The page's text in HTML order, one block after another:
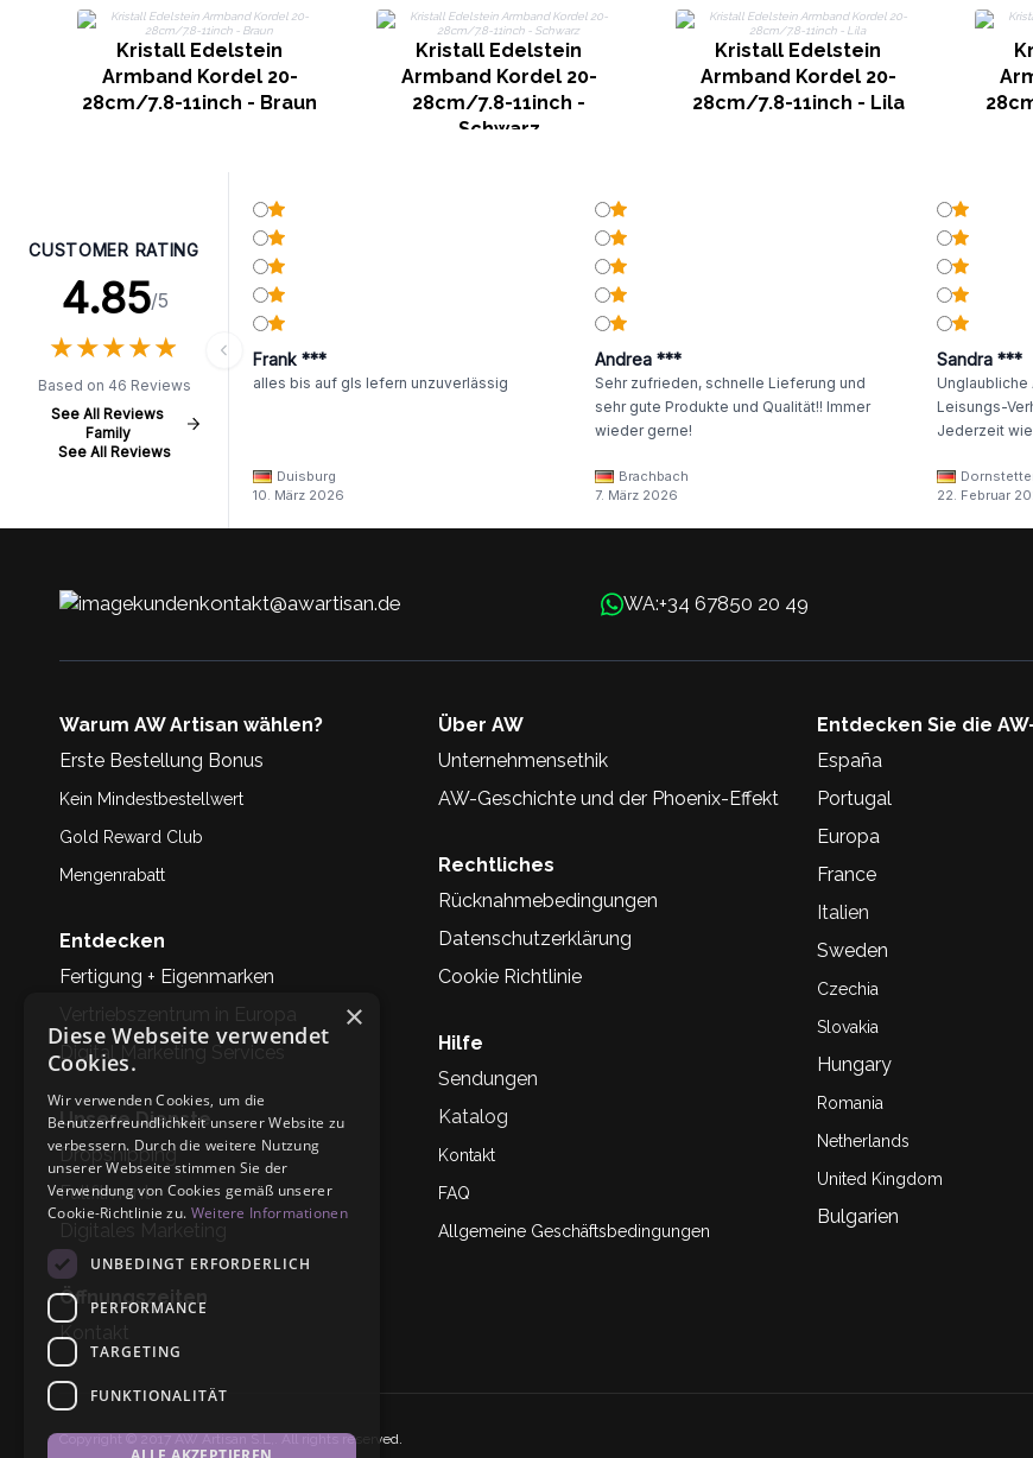
Kristall Edelstein
Armband Kordel 20-
28cm/7.8-11inch - Braun
Kristall Edelstein
Armband Kordel 20-
28cm/7.8-11inch -
Schwarz
Kristall Edelstein
Armband Kordel 20-
28cm/7.8-11inch - Lila
CUSTOMER RATING
4.85/5
★★★★★
★★★★★
Based on 46 Reviews
See All Reviews
Family
See All Reviews
Frank ***
alles bis auf gls lefern unzuverlässig
Duisburg
10. März 2026
Andrea ***
Sehr zufrieden, schnelle Lieferung und
sehr gute Produkte und Qualität!! Immer
wieder gerne!
Brachbach
7. März 2026
Sandra ***
Unglaubliche
Leisungs-
Jederzeit
22. Februar
kundenkontakt@awartisan.de WA:+34 67850 20 49
Warum AW Artisan wählen?
Erste Bestellung Bonus
Kein Mindestbestellwert
Gold Reward Club
Mengenrabatt
Entdecken
Fertigung + Eigenmarken
Vertriebszentrum in Europa
Digital Marketing Services
Unsere Dienste
Dropshipping
Fullfilment
Digitales Marketing
Öffnungszeiten
Kontakt
Über AW
Unternehmensethik
AW-Geschichte und der Phoenix-Effekt
Rechtliches
Rücknahmebedingungen
Datenschutzerklärung
Cookie Richtlinie
Hilfe
Sendungen
Katalog
Kontakt
FAQ
Allgemeine Geschäftsbedingungen
Entdecken Sie die
España
Portugal
Europa
France
Italien
Sweden
Czechia
Slovakia
Hungary
Romania
Netherlands
United Kingdom
Bulgarien
Copyright © 2017 AW Artisan S.L,. All rights reserved.
×
Diese Webseite verwendet
Cookies.
Wir verwenden Cookies, um die
Benutzerfreundlichkeit unserer Website zu
verbessern. Durch die weitere Nutzung
unserer Webseite stimmen Sie der
Verwendung von Cookies gemäß unserer
Cookie-Richtlinie zu. Weitere Informationen
UNBEDINGT ERFORDERLICH
PERFORMANCE
TARGETING
FUNKTIONALITÄT